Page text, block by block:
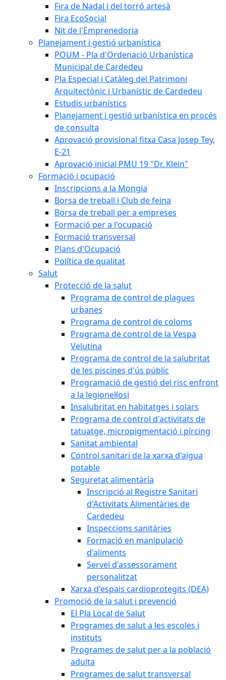
Fira de Nadal i del torró artesà
Fira EcoSocial
Nit de l'Emprenedoria
Planejament i gestió urbanística
POUM - Pla d'Ordenació Urbanística
Municipal de Cardedeu
Pla Especial i Catàleg del Patrimoni
Arquitectònic i Urbanístic de Cardedeu
Estudis urbanístics
Planejament i gestió urbanística en procés
de consulta
Aprovació provisional fitxa Casa Josep Tey,
E-21
Aprovació inicial PMU 19 "Dr. Klein"
Formació i ocupació
Inscripcions a la Mongia
Borsa de treball i Club de feina
Borsa de treball per a empreses
Formació per a l'ocupació
Formació transversal
Plans d'Ocupació
Política de qualitat
Salut
Protecció de la salut
Programa de control de plagues
urbanes
Programa de control de coloms
Programa de control de la Vespa
Velutina
Programa de control de la salubritat
de les piscines d'ús públic
Programació de gestió del risc enfront
a la legionel·losi
Insalubritat en habitatges i solars
Programa de control d'activitats de
tatuatge, micropigmentació i pírcing
Sanitat ambiental
Control sanitari de la xarxa d'aigua
potable
Seguretat alimentària
Inscripció al Registre Sanitari
d'Activitats Alimentàries de
Cardedeu
Inspeccions sanitàries
Formació en manipulació
d'aliments
Servei d'assessorament
personalitzat
Xarxa d'espais cardioprotegits (DEA)
Promoció de la salut i prevenció
El Pla Local de Salut
Programes de salut a les escoles i
instituts
Programes de salut per a la població
adulta
Programes de salut transversal